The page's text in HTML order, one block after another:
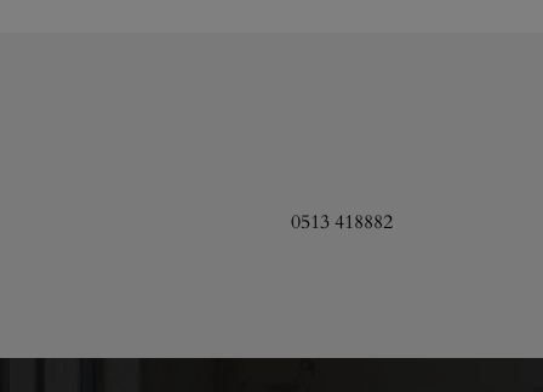
0513 418882